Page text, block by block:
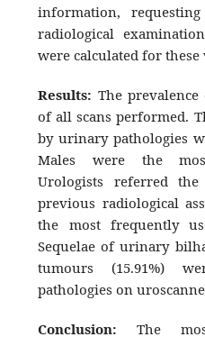
information,
radiological
were calculated for these
Results: The
of all scans performed.
by urinary pathologies
Males were the
Urologists referred
previous radiological
the most frequently
Sequelae of urinary
tumours (15.91%)
pathologies on
Conclusion: The